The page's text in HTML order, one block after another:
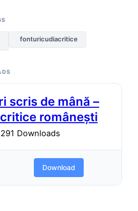
fonturicudiacritice
scris de mână –
românești
291 Downloads
Download